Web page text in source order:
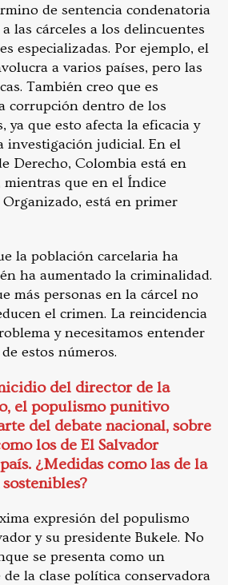
de sentencia condenatoria
las cárceles a los delincuentes
especializadas. Por ejemplo, el
a varios países, pero las
También creo que es
corrupción dentro de los
ya que esto afecta la eficacia y
investigación judicial. En el
Derecho, Colombia está en
mientras que en el Índice
está en primer
la población carcelaria ha
ha aumentado la criminalidad.
más personas en la cárcel no
el crimen. La reincidencia
y necesitamos entender
estos números.
del director de la
el populismo punitivo
del debate nacional, sobre
los de El Salvador
¿Medidas como las de la
expresión del populismo
y su presidente Bukele. No
se presenta como un
la clase política conservadora